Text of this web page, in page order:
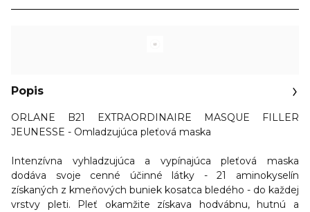
Popis
ORLANE B21 EXTRAORDINAIRE MASQUE FILLER
JEUNESSE - Omladzujúca pleťová maska
Intenzívna vyhladzujúca a vypínajúca pleťová maska
dodáva svoje cenné účinné látky - 21 aminokyselín
získaných z kmeňových buniek kosatca bledého - do každej
vrstvy pleti. Pleť okamžite získava hodvábnu, hutnú a